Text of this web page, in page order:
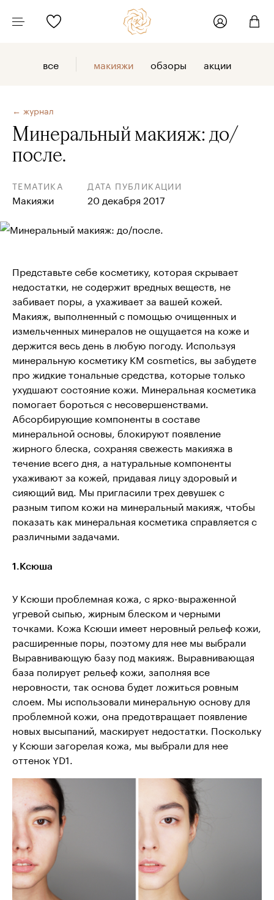
все макияжи обзоры акции
← журнал
Минеральный макияж: до/
после.
ТЕМАТИКА
Макияжи
ДАТА ПУБЛИКАЦИИ
20 декабря 2017
Представьте себе косметику, которая скрывает
недостатки, не содержит вредных веществ, не
забивает поры, а ухаживает за вашей кожей.
Макияж, выполненный с помощью очищенных и
измельченных минералов не ощущается на коже и
держится весь день в любую погоду. Используя
минеральную косметику KM cosmetics, вы забудете
про жидкие тональные средства, которые только
ухудшают состояние кожи. Минеральная косметика
помогает бороться с несовершенствами.
Абсорбирующие компоненты в составе
минеральной основы, блокируют появление
жирного блеска, сохраняя свежесть макияжа в
течение всего дня, а натуральные компоненты
ухаживают за кожей, придавая лицу здоровый и
сияющий вид. Мы пригласили трех девушек с
разным типом кожи на минеральный макияж, чтобы
показать как минеральная косметика справляется с
различными задачами.
1.Ксюша
У Ксюши проблемная кожа, с ярко-выраженной
угревой сыпью, жирным блеском и черными
точками. Кожа Ксюши имеет неровный рельеф кожи,
расширенные поры, поэтому для нее мы выбрали
Выравнивающую базу под макияж. Выравнивающая
база полирует рельеф кожи, заполняя все
неровности, так основа будет ложиться ровным
слоем. Мы использовали минеральную основу для
проблемной кожи, она предотвращает появление
новых высыпаний, маскирует недостатки. Поскольку
у Ксюши загорелая кожа, мы выбрали для нее
оттенок YD1.